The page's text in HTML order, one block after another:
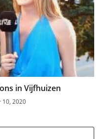
in Vijfhuizen
10, 2020